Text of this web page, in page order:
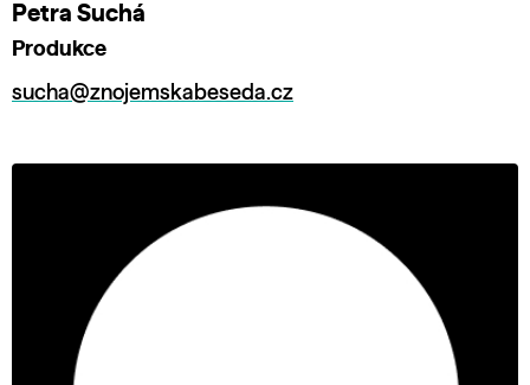
Petra Suchá
Produkce
sucha@znojemskabeseda.cz